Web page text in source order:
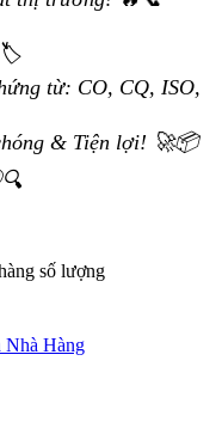
🏷️
từ: CO, CQ, ISO,
& Tiện lợi! 🚀📦
số lượng
Nhà Hàng